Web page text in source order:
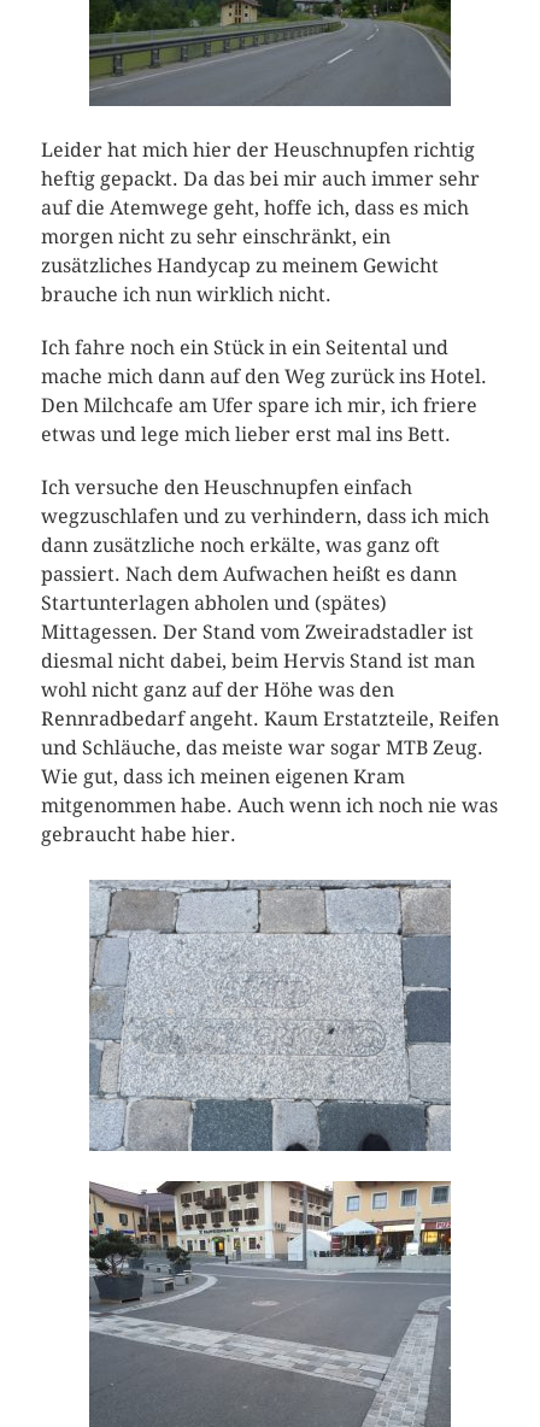
Leider hat mich hier der Heuschnupfen richtig
heftig gepackt. Da das bei mir auch immer sehr
auf die Atemwege geht, hoffe ich, dass es mich
morgen nicht zu sehr einschränkt, ein
zusätzliches Handycap zu meinem Gewicht
brauche ich nun wirklich nicht.
Ich fahre noch ein Stück in ein Seitental und
mache mich dann auf den Weg zurück ins Hotel.
Den Milchcafe am Ufer spare ich mir, ich friere
etwas und lege mich lieber erst mal ins Bett.
Ich versuche den Heuschnupfen einfach
wegzuschlafen und zu verhindern, dass ich mich
dann zusätzliche noch erkälte, was ganz oft
passiert. Nach dem Aufwachen heißt es dann
Startunterlagen abholen und (spätes)
Mittagessen. Der Stand vom Zweiradstadler ist
diesmal nicht dabei, beim Hervis Stand ist man
wohl nicht ganz auf der Höhe was den
Rennradbedarf angeht. Kaum Erstatzteile, Reifen
und Schläuche, das meiste war sogar MTB Zeug.
Wie gut, dass ich meinen eigenen Kram
mitgenommen habe. Auch wenn ich noch nie was
gebraucht habe hier.